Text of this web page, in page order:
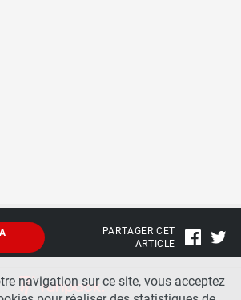
PARTAGER CET
ARTICLE
navigation sur ce site, vous acceptez